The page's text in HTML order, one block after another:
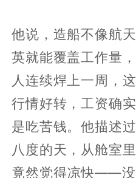
他说，造船不像航
英就能覆盖工作量
人连续焊上一周，
行情好转，工资确
是吃苦钱。他描述
八度的天，从舱室
竟然觉得凉快——没